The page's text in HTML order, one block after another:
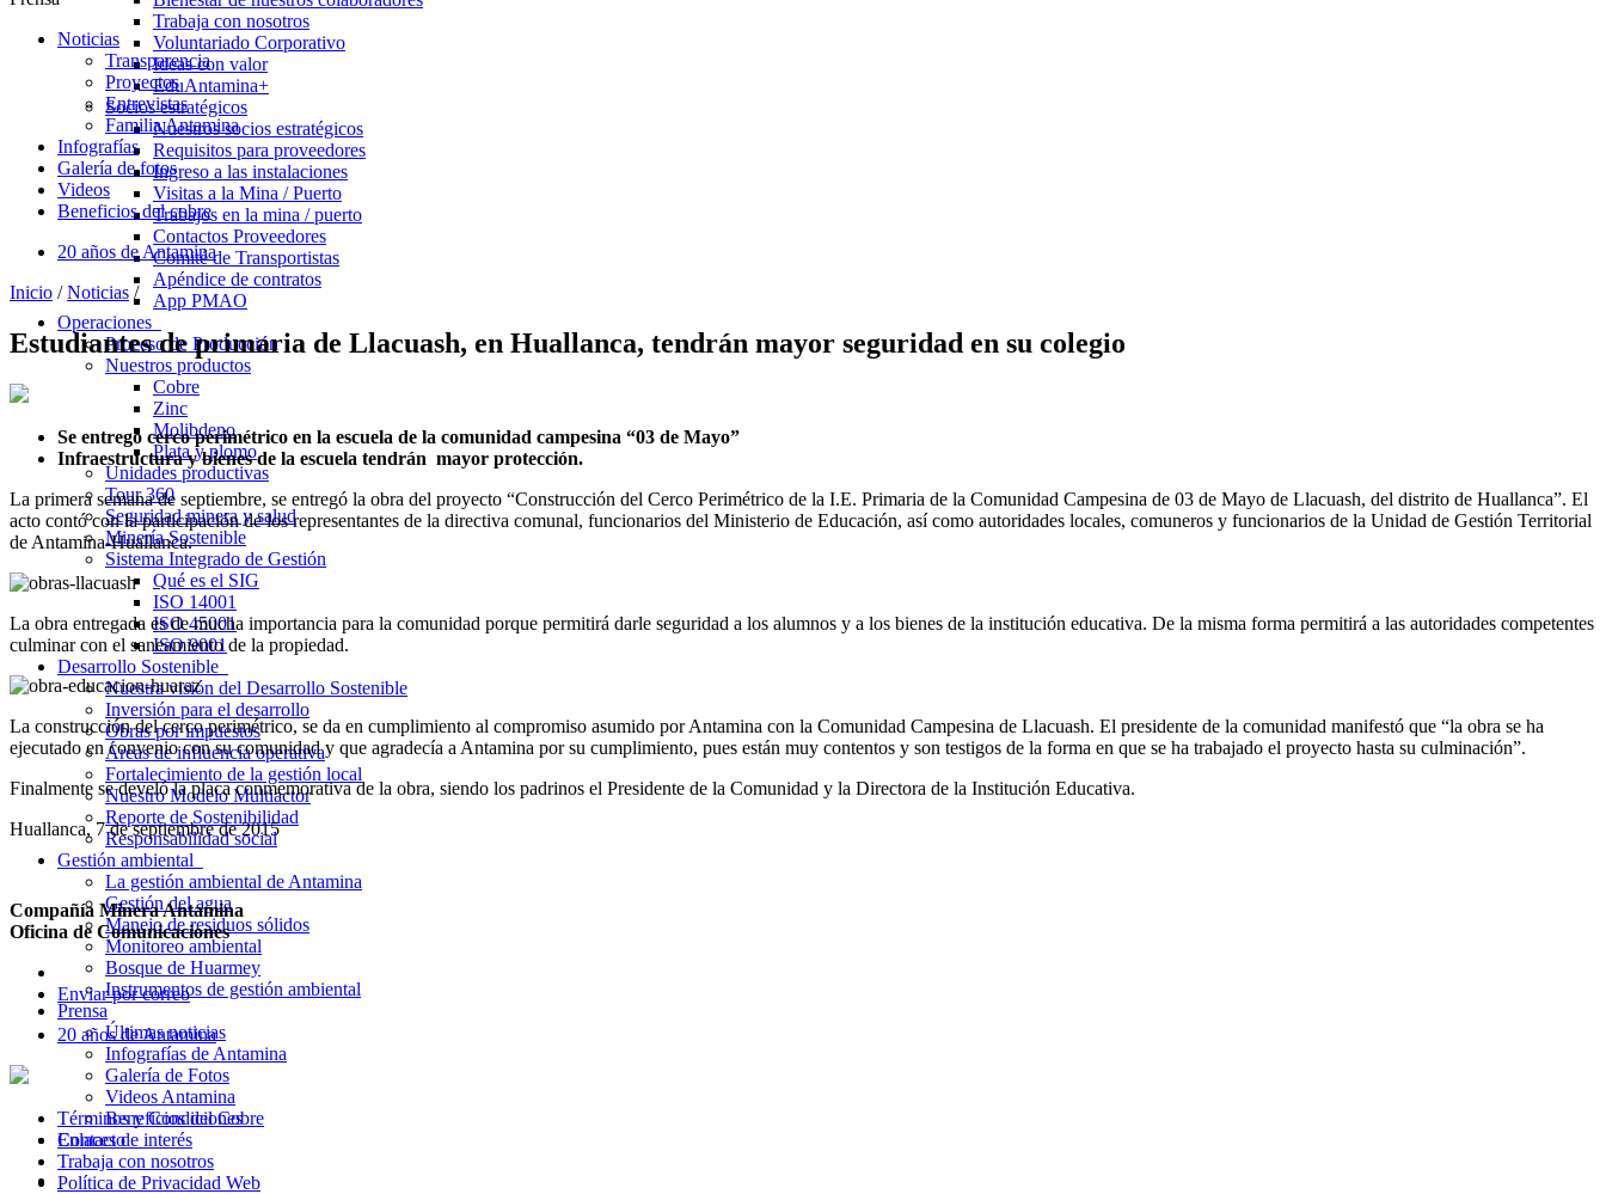
Trabaja con nosotros
Voluntariado Corporativo
Ideas con valor
EduAntamina+
Socios estratégicos
Nuestros socios estratégicos
Requisitos para proveedores
Ingreso a las instalaciones
Visitas a la Mina / Puerto
Trabajos en la mina / puerto
Contactos Proveedores
Comité de Transportistas
Apéndice de contratos
App PMAO
Operaciones
Proceso de Producción
Nuestros productos
Cobre
Zinc
Molibdeno
Plata y plomo
Unidades productivas
Tour 360
Seguridad minera y salud
Minería Sostenible
Sistema Integrado de Gestión
Qué es el SIG
ISO 14001
ISO 45001
ISO 9001
Desarrollo Sostenible
Nuestra visión del Desarrollo Sostenible
Inversión para el desarrollo
Obras por impuestos
Áreas de influencia operativa
Fortalecimiento de la gestión local
Nuestro Modelo Multiactor
Reporte de Sostenibilidad
Responsabilidad social
Gestión ambiental
La gestión ambiental de Antamina
Gestión del agua
Manejo de residuos sólidos
Monitoreo ambiental
Bosque de Huarmey
Instrumentos de gestión ambiental
Prensa
Últimas noticias
Infografías de Antamina
Galería de Fotos
Videos Antamina
Beneficios del Cobre
Contacto
Noticias
Transparencia
Proyectos
Entrevistas
Familia Antamina
Infografías
Galería de fotos
Videos
Beneficios del cobre
20 años de Antamina
Inicio /Noticias /
Estudiantes de primaria de Llacuash, en Huallanca, tendrán mayor seguridad en su colegio
Se entregó cerco perimétrico en la escuela de la comunidad campesina “03 de Mayo”
Infraestructura y bienes de la escuela tendrán mayor protección.
La primera semana de septiembre, se entregó la obra del proyecto “Construcción del Cerco Perimétrico de la I.E. Primaria de la Comunidad Campesina de 03 de Mayo de Llacuash, del distrito de Huallanca”. El
acto contó con la participación de los representantes de la directiva comunal, funcionarios del Ministerio de Educación, así como autoridades locales, comuneros y funcionarios de la Unidad de Gestión Territorial
de Antamina-Huallanca.
La obra entregada es de mucha importancia para la comunidad porque permitirá darle seguridad a los alumnos y a los bienes de la institución educativa. De la misma forma permitirá a las autoridades competentes
culminar con el saneamiento de la propiedad.
La construcción del cerco perimétrico, se da en cumplimiento al compromiso asumido por Antamina con la Comunidad Campesina de Llacuash. El presidente de la comunidad manifestó que “la obra se ha
ejecutado en convenio con su comunidad y que agradecía a Antamina por su cumplimiento, pues están muy contentos y son testigos de la forma en que se ha trabajado el proyecto hasta su culminación”.
Finalmente se develó la placa conmemorativa de la obra, siendo los padrinos el Presidente de la Comunidad y la Directora de la Institución Educativa.
Huallanca, 7 de septiembre de 2015
Compañía Minera Antamina
Oficina de Comunicaciones
Enviar por correo
20 años de Antamina
Términos y Condiciones
Enlaces de interés
Trabaja con nosotros
Política de Privacidad Web